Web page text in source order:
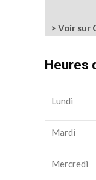
> Voir sur
Heures
Lundi
Mardi
Mercredi